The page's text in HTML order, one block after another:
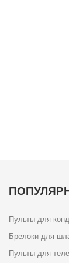
Пульты для
Брелоки для
Пульты для